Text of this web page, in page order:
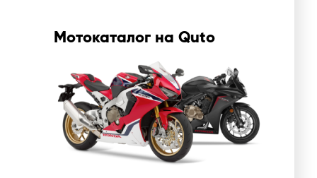
Мотокаталог на Quto